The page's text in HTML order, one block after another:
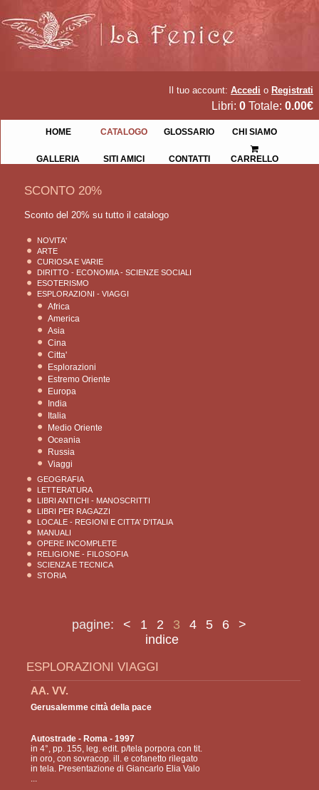
Il tuo account: Accedi o Registrati
Libri: 0 Totale: 0.00€
HOME CATALOGO GLOSSARIO CHI SIAMO
GALLERIA SITI AMICI CONTATTI CARRELLO
SCONTO 20%
Sconto del 20% su tutto il catalogo
NOVITA'
ARTE
CURIOSA E VARIE
DIRITTO - ECONOMIA - SCIENZE SOCIALI
ESOTERISMO
ESPLORAZIONI - VIAGGI
Africa
America
Asia
Cina
Citta'
Esplorazioni
Estremo Oriente
Europa
India
Italia
Medio Oriente
Oceania
Russia
Viaggi
GEOGRAFIA
LETTERATURA
LIBRI ANTICHI - MANOSCRITTI
LIBRI PER RAGAZZI
LOCALE - REGIONI E CITTA' D'ITALIA
MANUALI
OPERE INCOMPLETE
RELIGIONE - FILOSOFIA
SCIENZA E TECNICA
STORIA
pagine: < 1 2 3 4 5 6
>
indice
ESPLORAZIONI VIAGGI
AA. VV.
Gerusalemme città della pace
Autostrade- Roma - 1997
in 4°, pp. 155, leg. edit. p/tela porpora con tit.
in oro, con sovracop. ill. e cofanetto rilegato
in tela. Presentazione di Giancarlo Elia Valo
...